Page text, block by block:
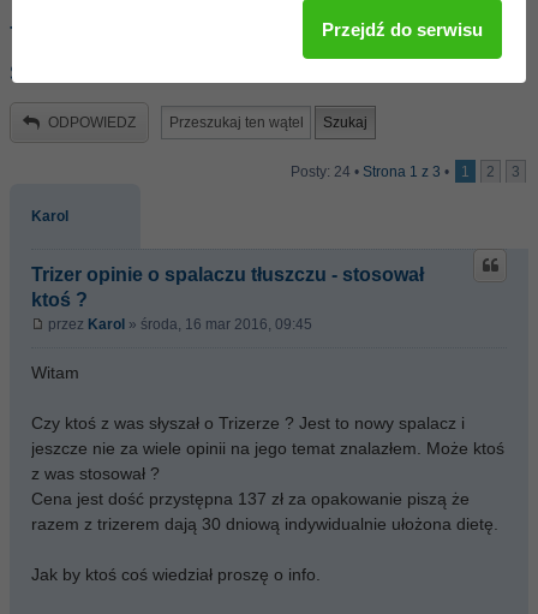
Trizer opinie o spalaczu tłuszczu -
stosował ktoś ?
ODPOWIEDZ
Posty: 24 • Strona 1 z 3 • 1 2 3
Karol
Trizer opinie o spalaczu tłuszczu - stosował
ktoś ?
przez Karol » środa, 16 mar 2016, 09:45
Witam
Czy ktoś z was słyszał o Trizerze ? Jest to nowy spalacz i
jeszcze nie za wiele opinii na jego temat znalazłem. Może ktoś
z was stosował ?
Cena jest dość przystępna 137 zł za opakowanie piszą że
razem z trizerem dają 30 dniową indywidualnie ułożona dietę.
Jak by ktoś coś wiedział proszę o info.
Przejdź do serwisu